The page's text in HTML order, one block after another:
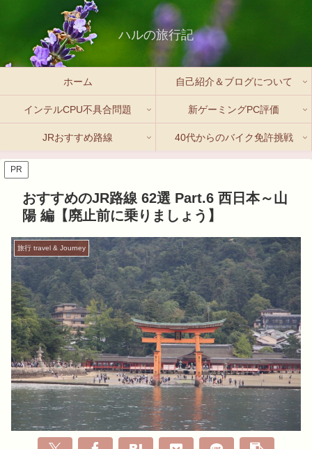
ハルの旅行記
ホーム 自己紹介＆ブログについて
インテルCPU不具合問題 新ゲーミングPC評価
JRおすすめ路線 40代からのバイク免許挑戦
PR
おすすめのJR路線 62選 Part.6 西日本～山
陽 編【廃止前に乗りましょう】
旅行 travel & Journey